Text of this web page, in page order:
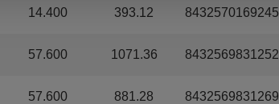
14.400 393.12 8432570169245
57.600 1071.36 8432569831252
57.600 881.28 8432569831269